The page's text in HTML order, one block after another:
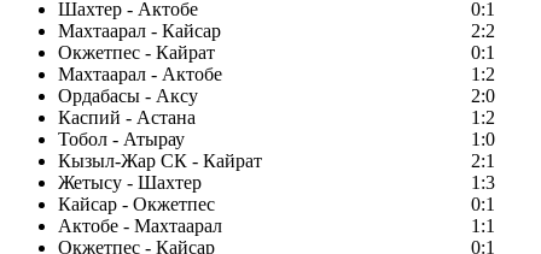
Шахтер - Актобе
0:1
Махтаарал - Кайсар
2:2
Окжетпес - Кайрат
0:1
Махтаарал - Актобе
1:2
Ордабасы - Аксу
2:0
Каспий - Астана
1:2
Тобол - Атырау
1:0
Кызыл-Жар СК - Кайрат
2:1
Жетысу - Шахтер
1:3
Кайсар - Окжетпес
0:1
Актобе - Махтаарал
1:1
Окжетпес - Кайсар
0:1